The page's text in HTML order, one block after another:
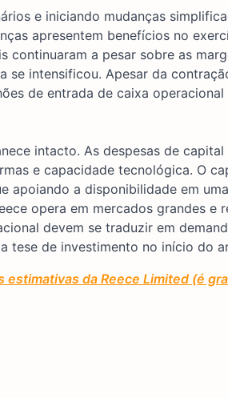
e iniciando mudanças
apresentem benefícios no
continuaram a pesar sobre as
se intensificou. Apesar da
de entrada de caixa
intacto. As despesas de
e capacidade tecnológica. O
apoiando a disponibilidade em
opera em mercados grandes e
devem se traduzir em
tese de investimento no início do
da Reece Limited (é